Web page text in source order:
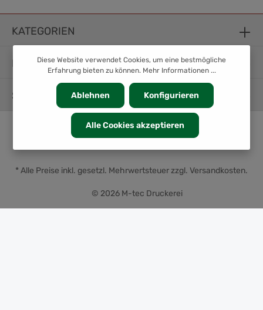
KATEGORIEN
INFORMATION
SERVICE
© 2026 M-tec Druckerei
* Alle Preise inkl. gesetzl. Mehrwertsteuer zzgl. Versandkosten.
Diese Website verwendet Cookies, um eine bestmögliche
Erfahrung bieten zu können. Mehr Informationen ...
Ablehnen Konfigurieren
Alle Cookies akzeptieren